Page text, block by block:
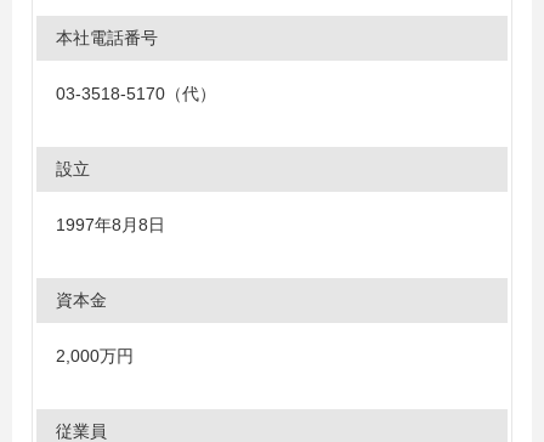
本社電話番号
03-3518-5170（代）
設立
1997年8月8日
資本金
2,000万円
従業員